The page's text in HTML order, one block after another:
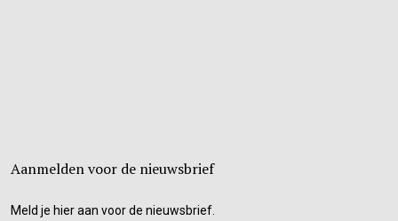
Aanmelden voor de nieuwsbrief
Meld je hier aan voor de nieuwsbrief.